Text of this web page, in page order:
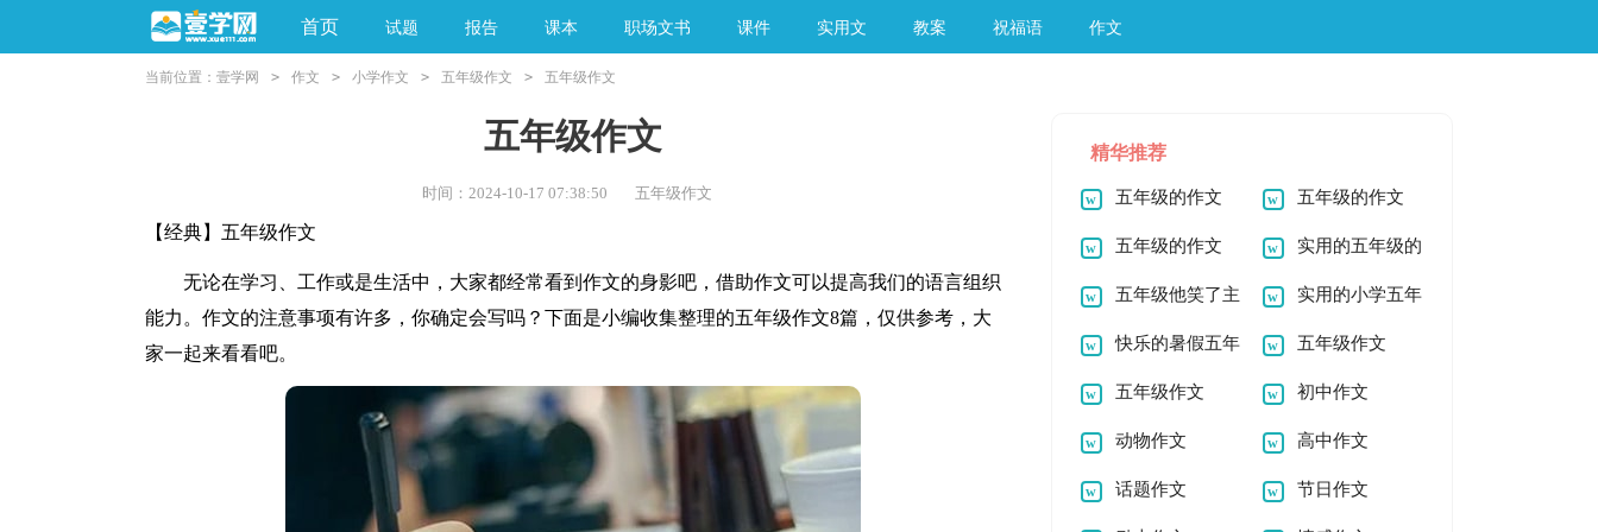
首页 试题 报告 课本 职场文书 课件 实用文 教案 祝福语 作文
阅读理解 亲子教育 手工素材
当前位置： 壹学网 > 作文 > 小学作文 > 五年级作文 > 五年级作文
五年级作文
时间：2024-10-17 07:38:50 五年级作文
【经典】五年级作文
无论在学习、工作或是生活中，大家都经常看到作文的身影吧，借助作文可以提高我们的语言组织
能力。作文的注意事项有许多，你确定会写吗？下面是小编收集整理的五年级作文8篇，仅供参考，大
家一起来看看吧。
精华推荐
五年级的作文
300字
五年级的作文
五年级的作文 实用的五年级的
作文
五年级他笑了主
题的优秀作文
实用的小学五年
级作文
快乐的暑假五年
级作文
五年级作文
五年级作文 初中作文
动物作文 高中作文
话题作文 节日作文